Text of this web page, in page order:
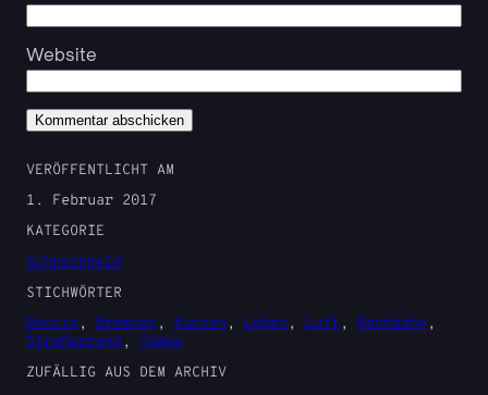
Website
VERÖFFENTLICHT AM
1. Februar 2017
KATEGORIE
Schreibheld
STICHWÖRTER
Benzin , Bremsen , Kurven , Leben , Luft , Rennbahn
Straßenrand , Tempo
ZUFÄLLIG AUS DEM ARCHIV